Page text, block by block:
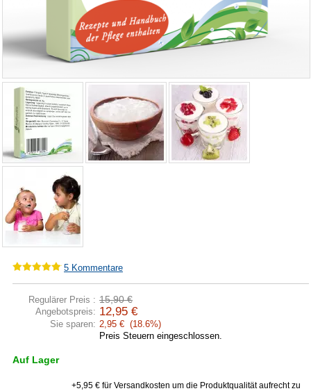
5 Kommentare
Regulärer Preis : 15,90 €
Angebotspreis: 12,95 €
Sie sparen: 2,95 € (18.6%)
Preis Steuern eingeschlossen.
Auf Lager
+5,95 € für Versandkosten um die Produktqualität aufrecht zu